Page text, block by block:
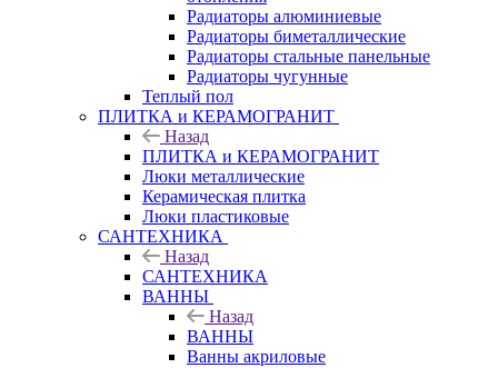
Радиаторы алюминиевые
Радиаторы биметаллические
Радиаторы стальные панельные
Радиаторы чугунные
Теплый пол
ПЛИТКА и КЕРАМОГРАНИТ
Назад
ПЛИТКА и КЕРАМОГРАНИТ
Люки металлические
Керамическая плитка
Люки пластиковые
САНТЕХНИКА
Назад
САНТЕХНИКА
ВАННЫ
Назад
ВАННЫ
Ванны акриловые